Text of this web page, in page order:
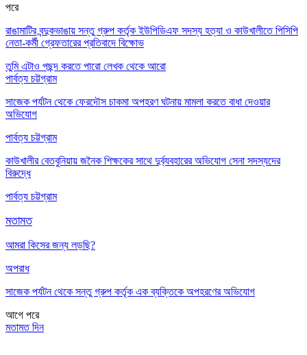
পরে
রাঙামাটির বন্দুকভাঙায় সন্তু গ্রুপ কর্তৃক ইউপিডিএফ সদস্য হত্যা ও কাউখালীতে পিসিপি
নেতা-কর্মী গ্রেফতারের প্রতিবাদে বিক্ষোভ
তুমি এটাও পছন্দ করতে পারো লেখক থেকে আরো
পার্বত্য চট্টগ্রাম
সাজেক পর্যটন থেকে ফেরদৌস চাকমা অপহরণ ঘটনায় মামলা করতে বাধা দেওয়ার
অভিযোগ
পার্বত্য চট্টগ্রাম
কাউখালীর বেতবুনিয়ায় জনৈক শিক্ষকের সাথে দুর্ব্যবহারের অভিযোগ সেনা সদস্যদের
বিরুদ্ধে
পার্বত্য চট্টগ্রাম
মতামত
আমরা কিসের জন্য লড়ছি?
অপরাধ
সাজেক পর্যটন থেকে সন্তু গ্রুপ কর্তৃক এক ব্যক্তিকে অপহরণের অভিযোগ
আগে পরে
মতামত দিন